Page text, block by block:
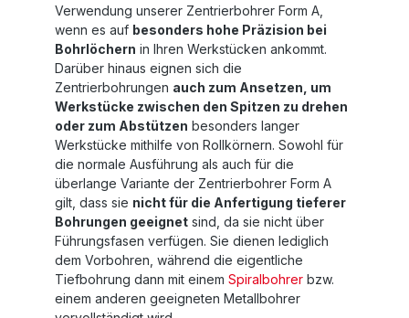
Verwendung unserer Zentrierbohrer Form A,
wenn es auf besonders hohe Präzision bei
Bohrlöchern in Ihren Werkstücken ankommt.
Darüber hinaus eignen sich die
Zentrierbohrungen auch zum Ansetzen, um
Werkstücke zwischen den Spitzen zu drehen
oder zum Abstützen besonders langer
Werkstücke mithilfe von Rollkörnern. Sowohl für
die normale Ausführung als auch für die
überlange Variante der Zentrierbohrer Form A
gilt, dass sie nicht für die Anfertigung tieferer
Bohrungen geeignet sind, da sie nicht über
Führungsfasen verfügen. Sie dienen lediglich
dem Vorbohren, während die eigentliche
Tiefbohrung dann mit einem Spiralbohrer bzw.
einem anderen geeigneten Metallbohrer